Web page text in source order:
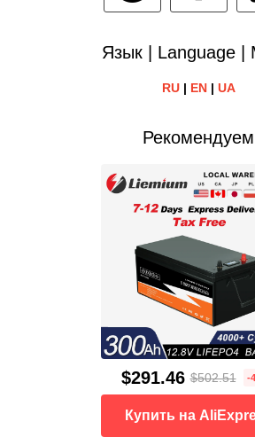
Язык | Language |
RU| EN| UA
Рекомендуем
$291.46 $502.51 -
Купить на